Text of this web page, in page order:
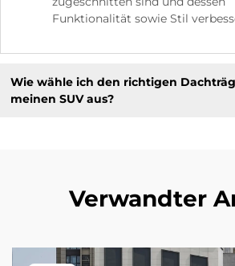
Funktionalität sowie Stil
Wie wähle ich den richtigen
meinen SUV aus?
Verwandter